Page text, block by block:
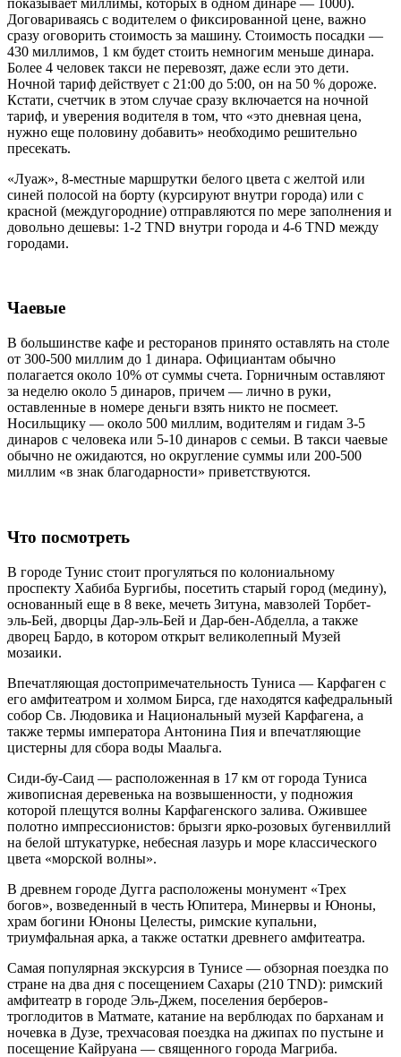
Договариваясь с водителем о фиксированной цене, важно
сразу оговорить стоимость за машину. Стоимость посадки —
430 миллимов, 1 км будет стоить немногим меньше динара.
Более 4 человек такси не перевозят, даже если это дети.
Ночной тариф действует с 21:00 до 5:00, он на 50 % дороже.
Кстати, счетчик в этом случае сразу включается на ночной
тариф, и уверения водителя в том, что «это дневная цена,
нужно еще половину добавить» необходимо решительно
пресекать.
«Луаж», 8-местные маршрутки белого цвета с желтой или
синей полосой на борту (курсируют внутри города) или с
красной (междугородние) отправляются по мере заполнения и
довольно дешевы: 1-2 TND внутри города и 4-6 TND между
городами.
Чаевые
В большинстве кафе и ресторанов принято оставлять на столе
от 300-500 миллим до 1 динара. Официантам обычно
полагается около 10% от суммы счета. Горничным оставляют
за неделю около 5 динаров, причем — лично в руки,
оставленные в номере деньги взять никто не посмеет.
Носильщику — около 500 миллим, водителям и гидам 3-5
динаров с человека или 5-10 динаров с семьи. В такси чаевые
обычно не ожидаются, но округление суммы или 200-500
миллим «в знак благодарности» приветствуются.
Что посмотреть
В городе Тунис стоит прогуляться по колониальному
проспекту Хабиба Бургибы, посетить старый город (медину),
основанный еще в 8 веке, мечеть Зитуна, мавзолей Торбет-
эль-Бей, дворцы Дар-эль-Бей и Дар-бен-Абделла, а также
дворец Бардо, в котором открыт великолепный Музей
мозаики.
Впечатляющая достопримечательность Туниса — Карфаген с
его амфитеатром и холмом Бирса, где находятся кафедральный
собор Св. Людовика и Национальный музей Карфагена, а
также термы императора Антонина Пия и впечатляющие
цистерны для сбора воды Маальга.
Сиди-бу-Саид — расположенная в 17 км от города Туниса
живописная деревенька на возвышенности, у подножия
которой плещутся волны Карфагенского залива. Ожившее
полотно импрессионистов: брызги ярко-розовых бугенвиллий
на белой штукатурке, небесная лазурь и море классического
цвета «морской волны».
В древнем городе Дугга расположены монумент «Трех
богов», возведенный в честь Юпитера, Минервы и Юноны,
храм богини Юноны Целесты, римские купальни,
триумфальная арка, а также остатки древнего амфитеатра.
Самая популярная экскурсия в Тунисе — обзорная поездка по
стране на два дня с посещением Сахары (210 TND): римский
амфитеатр в городе Эль-Джем, поселения берберов-
троглодитов в Матмате, катание на верблюдах по барханам и
ночевка в Дузе, трехчасовая поездка на джипах по пустыне и
посещение Кайруана — священного города Магриба.